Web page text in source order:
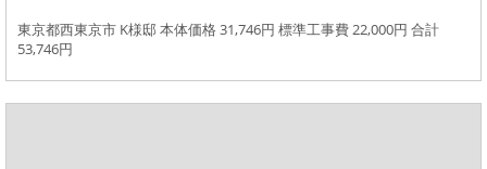
東京都西東京市 K様邸 本体価格 31,746円 標準工事費 22,000円 合計
53,746円